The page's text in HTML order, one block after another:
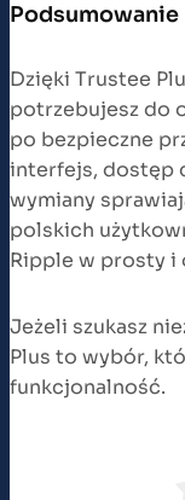
Podsumowanie
Dzięki Trustee
potrzebujesz do
po bezpieczne
interfejs, dostęp
wymiany
polskich
Ripple w prosty i
Jeżeli szukasz
Plus to wybór,
funkcjonalność.